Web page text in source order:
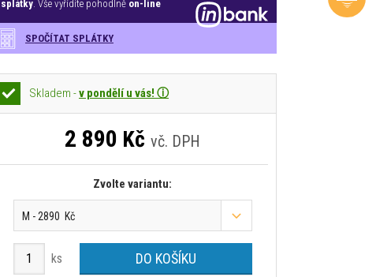
splátky. Vše vyřídíte pohodlně on-line
SPOČÍTAT SPLÁTKY
Skladem -v pondělí u vás! ⓘ
2 890 Kč vč. DPH
Zvolte variantu:
M - 2890 Kč
ks DO KOŠÍKU